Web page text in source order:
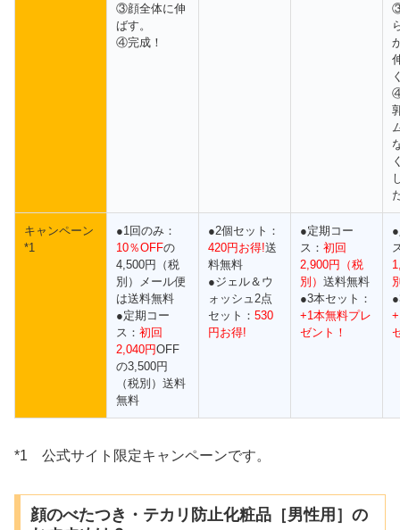
③顔全体に伸
ばす。
④完成！
キャンペーン
*1
●1回のみ：
10％OFFの
4,500円（税
別）メール便
は送料無料
●定期コー
ス： 初回
2,040円OFF
の3,500円
（税別）送料
無料
●2個セット：
420円お得!送
料無料
●ジェル＆ウ
ォッシュ2点
セット： 530
円お得!
●定期コー
ス： 初回
2,900円（税
別） 送料無料
●3本セット：
+1本無料プレ
ゼント！
*1 公式サイト限定キャンペーンです。
顔のべたつき・テカリ防止化粧品［男性用］の